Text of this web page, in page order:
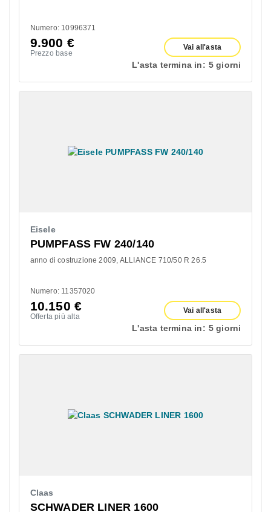
Numero: 10996371
9.900 €
Prezzo base
Vai all'asta
L'asta termina in: 5 giorni
Eisele
PUMPFASS FW 240/140
anno di costruzione 2009 ALLIANCE 710/50 R 26.5
Numero: 11357020
10.150 €
Offerta più alta
Vai all'asta
L'asta termina in: 5 giorni
Claas
SCHWADER LINER 1600